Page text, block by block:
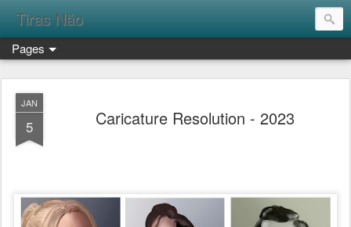
Tiras Não
Pages
JAN
5 Caricature Resolution - 2023